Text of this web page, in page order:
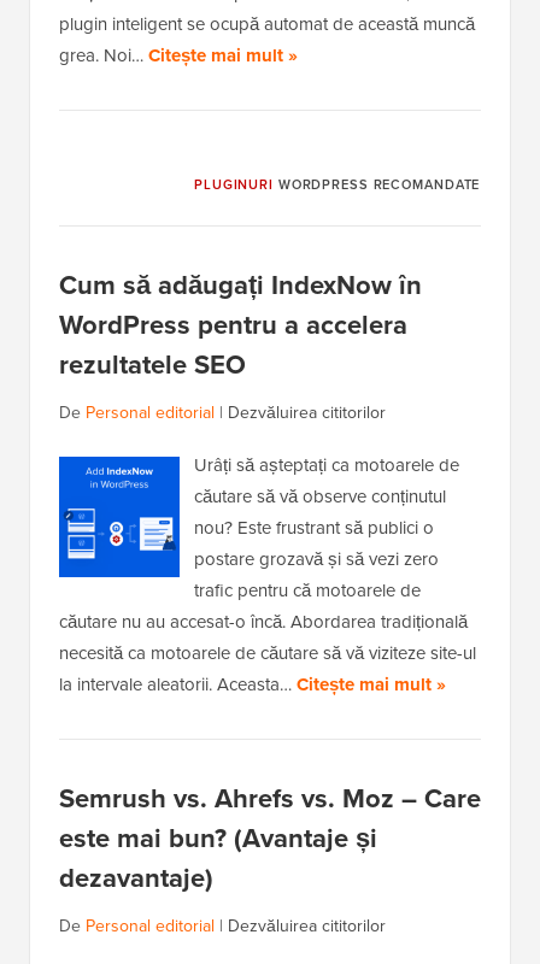
plugin inteligent se ocupă automat de această muncă
grea. Noi…Citește mai mult »
PLUGINURI WORDPRESS RECOMANDATE
Cum să adăugați IndexNow în
WordPress pentru a accelera
rezultatele SEO
De Personal editorial | Dezvăluirea cititorilor
Urâți să așteptați ca motoarele de
căutare să vă observe conținutul
nou? Este frustrant să publici o
postare grozavă și să vezi zero
trafic pentru că motoarele de
căutare nu au accesat-o încă. Abordarea tradițională
necesită ca motoarele de căutare să vă viziteze site-ul
la intervale aleatorii. Aceasta…Citește mai mult »
Semrush vs. Ahrefs vs. Moz – Care
este mai bun? (Avantaje și
dezavantaje)
De Personal editorial | Dezvăluirea cititorilor